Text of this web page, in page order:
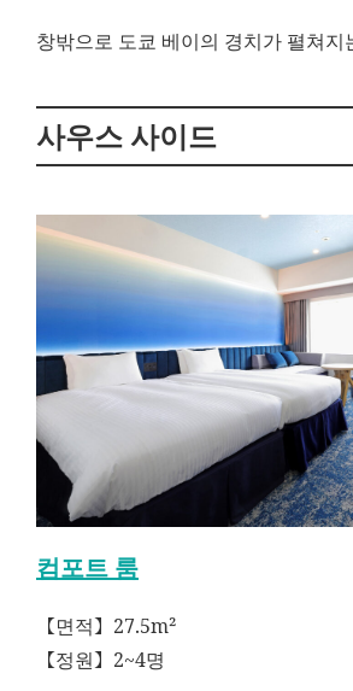
창밖으로 도쿄 베이의 경치가 펼쳐지
사우스 사이드
컴포트 룸
【면적】27.5m²
【정원】2~4명